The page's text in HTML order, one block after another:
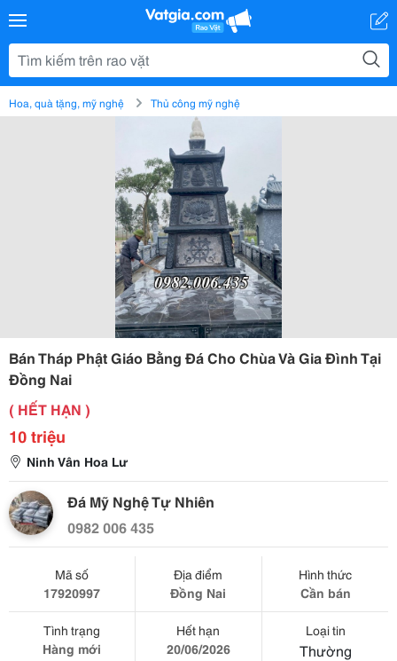
Hoa, quà tặng, mỹ nghệ Thủ công mỹ nghệ
Bán Tháp Phật Giáo Bằng Đá Cho Chùa Và Gia Đình Tại
Đồng Nai
( HẾT HẠN )
10 triệu
Ninh Vân Hoa Lư
Đá Mỹ Nghệ Tự Nhiên
0982 006 435
Mã số
17920997
Địa điểm
Đồng Nai
Hình thức
Cần bán
Tình trạng
Hàng mới
Hết hạn
20/06/2026
Loại tin
Thường